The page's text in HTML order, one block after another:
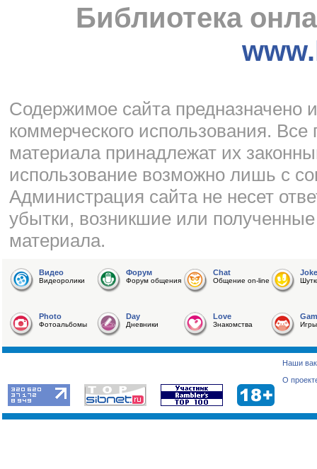
Библиотека
Cодержимое сайта предназначено
коммерческого использования.
материала принадлежат их
использование возможно лишь с
Администрация сайта не несет
убытки, возникшие или
материала.
Видео
Видеоролики
Форум
Форум общения
Chat
Общение on-line
Joke
Photo
Фотоальбомы
Day
Дневники
Love
Знакомства Игры
Наши
О